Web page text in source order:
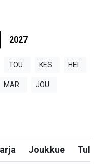
2027
TOU KES HEI
MAR JOU
Joukkue